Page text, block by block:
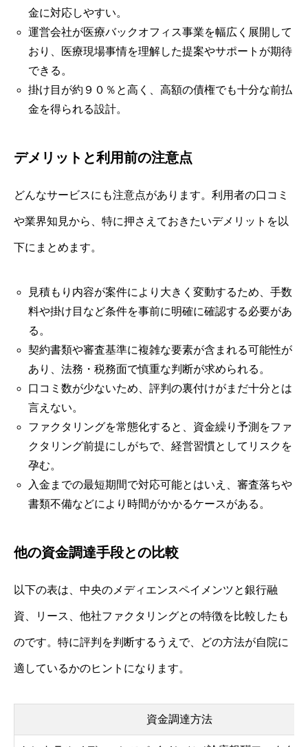
金に対応しやすい。
運営会社が医療バックオフィス事業を幅広く展開して
おり、医療現場事情を理解した提案やサポートが期待
できる。
掛け目が約９０％と高く、高額の債権でも十分な前払
金を得られる設計。
デメリットと利用前の注意点
どんなサービスにも注意点があります。利用者の口コミ
や業界知見から、特に押さえておきたいデメリットを以
下にまとめます。
見積もり内容が案件により大きく変動するため、手数
料や掛け目など条件を事前に明確に確認する必要があ
る。
契約書類や審査基準に複雑な要素が含まれる可能性が
あり、法務・税務面で慎重な判断が求められる。
口コミ数が少ないため、評判の裏付けがまだ十分とは
言えない。
ファクタリングを常態化すると、資金繰り予測をファ
クタリング前提にしがちで、経営習慣としてリスクを
孕む。
入金までの最短期間で対応可能とはいえ、審査落ちや
書類不備などにより時間がかかるケースがある。
他の資金調達手段との比較
以下の表は、中央のメディエンスペイメンツと銀行融
資、リース、他社ファクタリングとの特徴を比較したも
のです。特に評判を判断するうえで、どの方法が自院に
適しているかのヒントになります。
資金調達方法